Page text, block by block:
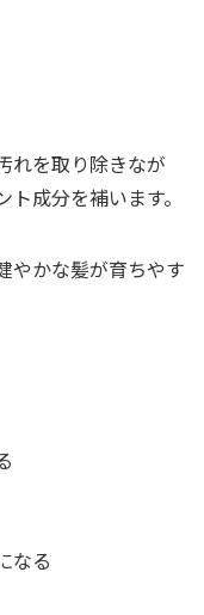
れを取り除きなが
成分を補います。
やかな髪が育ちやす
なる